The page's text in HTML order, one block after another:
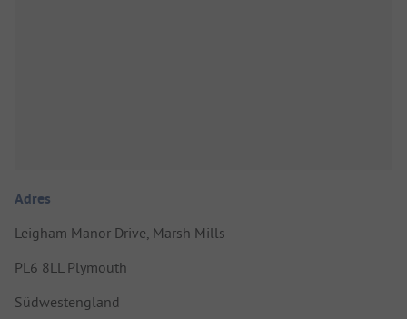
Adres
Leigham Manor Drive, Marsh Mills
PL6 8LL Plymouth
Südwestengland